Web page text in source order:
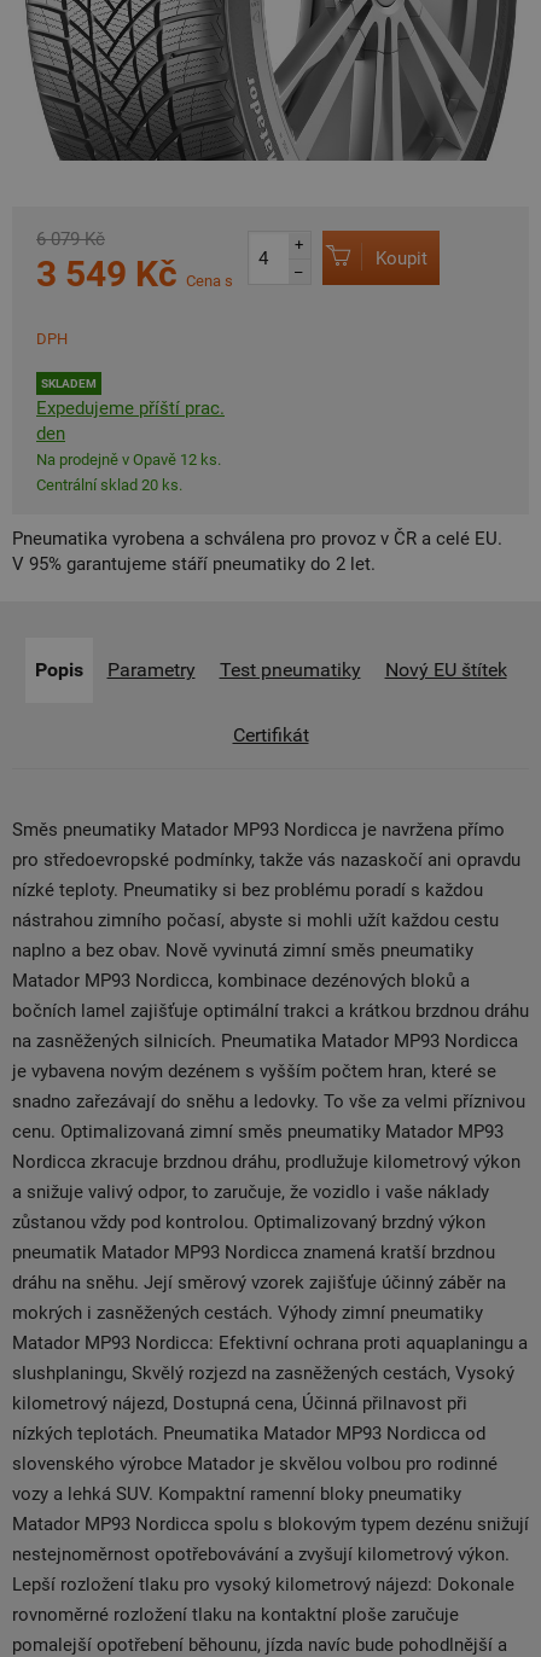
6 079 Kč
3 549 Kč Cena s
DPH
SKLADEM
Expedujeme příští prac.
den
Na prodejně v Opavě 12 ks.
Centrální sklad 20 ks.
+
–
Koupit
Pneumatika vyrobena a schválena pro provoz v ČR a celé EU.
V 95% garantujeme stáří pneumatiky do 2 let.
Popis Parametry Test pneumatiky Nový EU štítek
Certifikát
Směs pneumatiky Matador MP93 Nordicca je navržena přímo
pro středoevropské podmínky, takže vás nazaskočí ani opravdu
nízké teploty. Pneumatiky si bez problému poradí s každou
nástrahou zimního počasí, abyste si mohli užít každou cestu
naplno a bez obav. Nově vyvinutá zimní směs pneumatiky
Matador MP93 Nordicca, kombinace dezénových bloků a
bočních lamel zajišťuje optimální trakci a krátkou brzdnou dráhu
na zasněžených silnicích. Pneumatika Matador MP93 Nordicca
je vybavena novým dezénem s vyšším počtem hran, které se
snadno zařezávají do sněhu a ledovky. To vše za velmi příznivou
cenu. Optimalizovaná zimní směs pneumatiky Matador MP93
Nordicca zkracuje brzdnou dráhu, prodlužuje kilometrový výkon
a snižuje valivý odpor, to zaručuje, že vozidlo i vaše náklady
zůstanou vždy pod kontrolou. Optimalizovaný brzdný výkon
pneumatik Matador MP93 Nordicca znamená kratší brzdnou
dráhu na sněhu. Její směrový vzorek zajišťuje účinný záběr na
mokrých i zasněžených cestách. Výhody zimní pneumatiky
Matador MP93 Nordicca: Efektivní ochrana proti aquaplaningu a
slushplaningu, Skvělý rozjezd na zasněžených cestách, Vysoký
kilometrový nájezd, Dostupná cena, Účinná přilnavost při
nízkých teplotách. Pneumatika Matador MP93 Nordicca od
slovenského výrobce Matador je skvělou volbou pro rodinné
vozy a lehká SUV. Kompaktní ramenní bloky pneumatiky
Matador MP93 Nordicca spolu s blokovým typem dezénu snižují
nestejnoměrnost opotřebovávání a zvyšují kilometrový výkon.
Lepší rozložení tlaku pro vysoký kilometrový nájezd: Dokonale
rovnoměrné rozložení tlaku na kontaktní ploše zaručuje
pomalejší opotřebení běhounu, jízda navíc bude pohodlnější a